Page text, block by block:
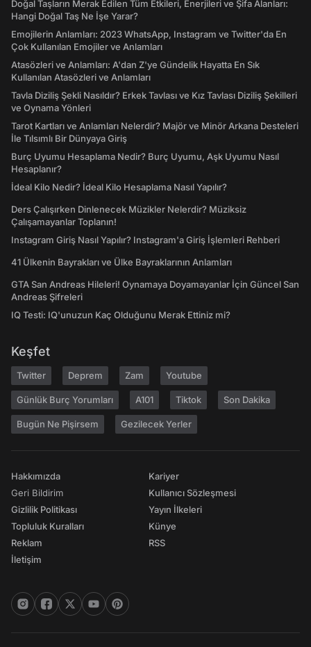
Doğal Taşların Merak Edilen Tüm Etkileri, Enerjileri ve Şifa Alanları:
Hangi Doğal Taş Ne İşe Yarar?
Emojilerin Anlamları: 2023 WhatsApp, Instagram ve Twitter'da En
Çok Kullanılan Emojiler ve Anlamları
Atasözleri ve Anlamları: A'dan Z'ye Gündelik Hayatta En Sık
Kullanılan Atasözleri ve Anlamları
Tavla Diziliş Şekli Nasıldır? Erkek Tavlası ve Kız Tavlası Diziliş Şekilleri
ve Oynama Yönleri
Tarot Kartları ve Anlamları Nelerdir? Majör ve Minör Arkana Desteleri
İle Tılsımlı Bir Dünyaya Giriş
Burç Uyumu Hesaplama Nedir? Burç Uyumu, Aşk Uyumu Nasıl
Hesaplanır?
İdeal Kilo Nedir? İdeal Kilo Hesaplama Nasıl Yapılır?
Ders Çalışırken Dinlenecek Müzikler Nelerdir? Müziksiz
Çalışamayanlar Toplanın!
Instagram Giriş Nasıl Yapılır? Instagram'a Giriş İşlemleri Rehberi
41 Ülkenin Bayrakları ve Ülke Bayraklarının Anlamları
GTA San Andreas Hileleri! Oynamaya Doyamayanlar İçin Güncel San
Andreas Şifreleri
IQ Testi: IQ'unuzun Kaç Olduğunu Merak Ettiniz mi?
Keşfet
Twitter Deprem Zam Youtube
Günlük Burç Yorumları A101 Tiktok Son Dakika
Bugün Ne Pişirsem Gezilecek Yerler
Hakkımızda
Geri Bildirim
Gizlilik Politikası
Topluluk Kuralları
Reklam
İletişim
Kariyer
Kullanıcı Sözleşmesi
Yayın İlkeleri
Künye
RSS